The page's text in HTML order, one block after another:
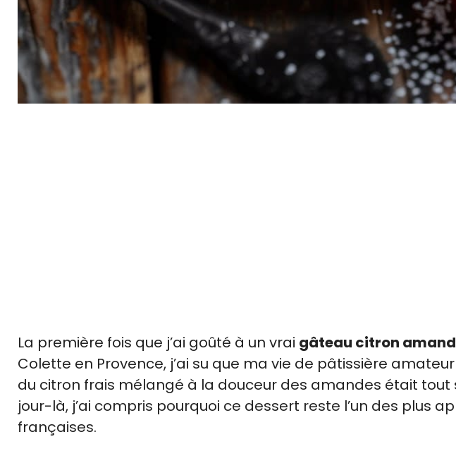
La première fois que j’ai goûté à un vrai gâteau citron
Colette en Provence, j’ai su que ma vie de pâtissière
du citron frais mélangé à la douceur des amandes était tout
jour-là, j’ai compris pourquoi ce dessert reste l’un des plus
françaises.